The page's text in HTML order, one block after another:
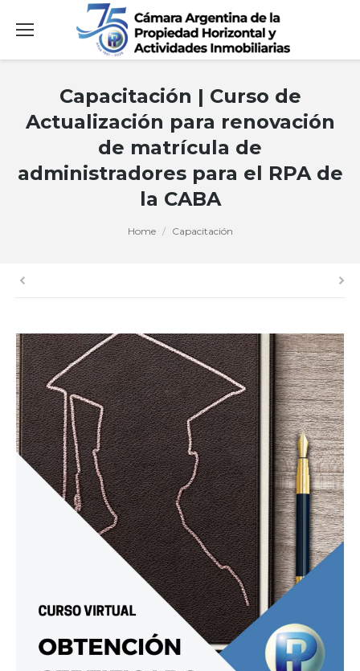
Capacitación | Curso de
Actualización para renovación
de matrícula de
administradores para el RPA de
la CABA
Home Capacitación